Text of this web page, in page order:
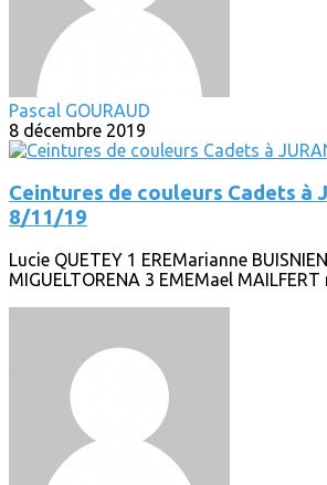
Pascal GOURAUD
8 décembre 2019
Ceintures de couleurs Cadets à
8/11/19
Lucie QUETEY 1 EREMarianne
MIGUELTORENA 3 EMEMael